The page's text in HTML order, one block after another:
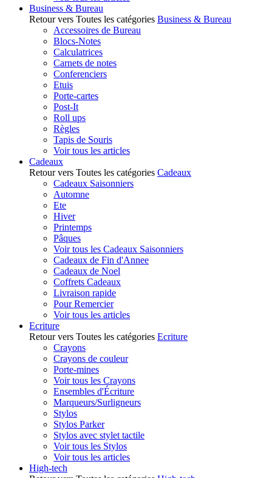
Business & Bureau
Retour vers Toutes les catégories Business & Bureau
Accessoires de Bureau
Blocs-Notes
Calculatrices
Carnets de notes
Conferenciers
Etuis
Porte-cartes
Post-It
Roll ups
Règles
Tapis de Souris
Voir tous les articles
Cadeaux
Retour vers Toutes les catégories Cadeaux
Cadeaux Saisonniers
Automne
Ete
Hiver
Printemps
Pâques
Voir tous les Cadeaux Saisonniers
Cadeaux de Fin d'Annee
Cadeaux de Noel
Coffrets Cadeaux
Livraison rapide
Pour Remercier
Voir tous les articles
Ecriture
Retour vers Toutes les catégories Ecriture
Crayons
Crayons de couleur
Porte-mines
Voir tous les Crayons
Ensembles d'Écriture
Marqueurs/Surligneurs
Stylos
Stylos Parker
Stylos avec stylet tactile
Voir tous les Stylos
Voir tous les articles
High-tech